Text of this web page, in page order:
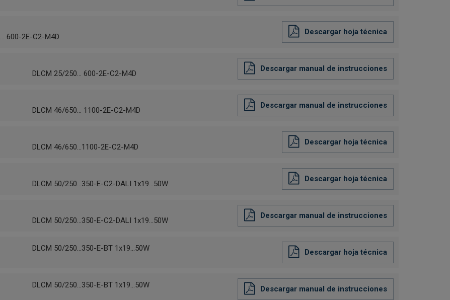
600-2E-C2-M4D
Descargar hoja técnica
DLCM 25/250... 600-2E-C2-M4D
Descargar manual de instrucciones
DLCM 46/650... 1100-2E-C2-M4D
Descargar manual de instrucciones
DLCM 46/650...1100-2E-C2-M4D
Descargar hoja técnica
DLCM 50/250...350-E-C2-DALI 1x19...50W
Descargar hoja técnica
DLCM 50/250...350-E-C2-DALI 1x19...50W
Descargar manual de instrucciones
DLCM 50/250...350-E-BT 1x19...50W Descargar hoja técnica
DLCM 50/250...350-E-BT 1x19...50W Descargar manual de instrucciones